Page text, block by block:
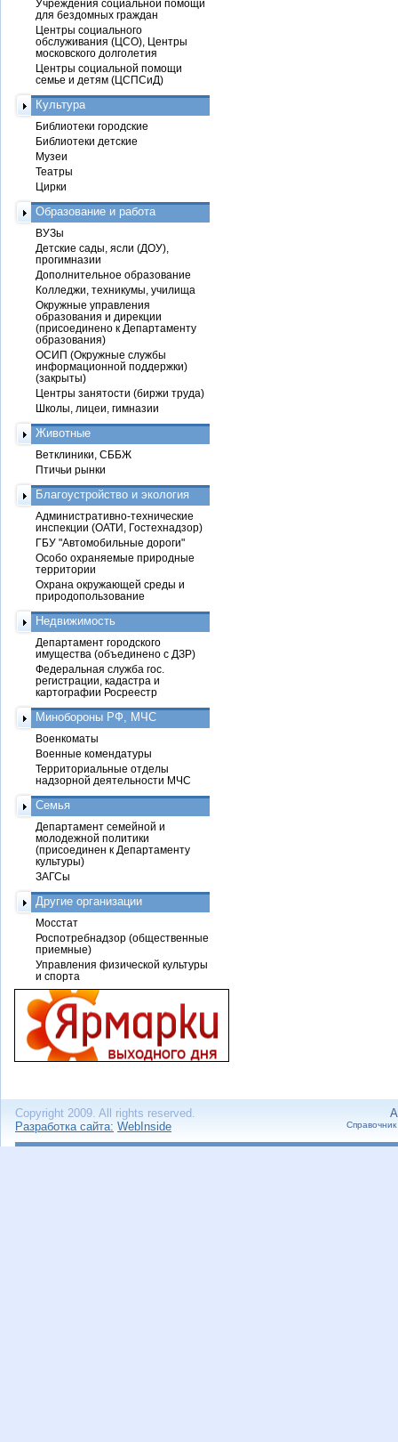
Учреждения социальной помощи
для бездомных граждан
Центры социального
обслуживания (ЦСО), Центры
московского долголетия
Центры социальной помощи
семье и детям (ЦСПСиД)
Культура
Библиотеки городские
Библиотеки детские
Музеи
Театры
Цирки
Образование и работа
ВУЗы
Детские сады, ясли (ДОУ),
прогимназии
Дополнительное образование
Колледжи, техникумы, училища
Окружные управления
образования и дирекции
(присоединено к Департаменту
образования)
ОСИП (Окружные службы
информационной поддержки)
(закрыты)
Центры занятости (биржи труда)
Школы, лицеи, гимназии
Животные
Ветклиники, СББЖ
Птичьи рынки
Благоустройство и экология
Административно-технические
инспекции (ОАТИ, Гостехнадзор)
ГБУ "Автомобильные дороги"
Особо охраняемые природные
территории
Охрана окружающей среды и
природопользование
Недвижимость
Департамент городского
имущества (объединено с ДЗР)
Федеральная служба гос.
регистрации, кадастра и
картографии Росреестр
Минобороны РФ, МЧС
Военкоматы
Военные комендатуры
Территориальные отделы
надзорной деятельности МЧС
Семья
Департамент семейной и
молодежной политики
(присоединен к Департаменту
культуры)
ЗАГСы
Другие организации
Мосстат
Роспотребнадзор (общественные
приемные)
Управления физической культуры
и спорта
Copyright 2009. All rights reserved.
Разработка сайта: WebInside